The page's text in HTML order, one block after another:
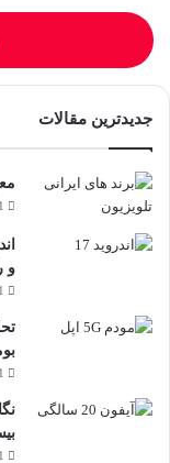
جدیدترین مقالات
1 روز پیش
و
1 هفته پیش
1 هفته پیش
1 هفته پیش